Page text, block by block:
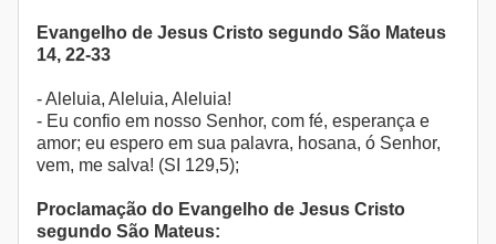
Evangelho de Jesus Cristo segundo São Mateus
14, 22-33
- Aleluia, Aleluia, Aleluia!
- Eu confio em nosso Senhor, com fé, esperança e
amor; eu espero em sua palavra, hosana, ó Senhor,
vem, me salva! (SI 129,5);
Proclamação do Evangelho de Jesus Cristo
segundo São Mateus: